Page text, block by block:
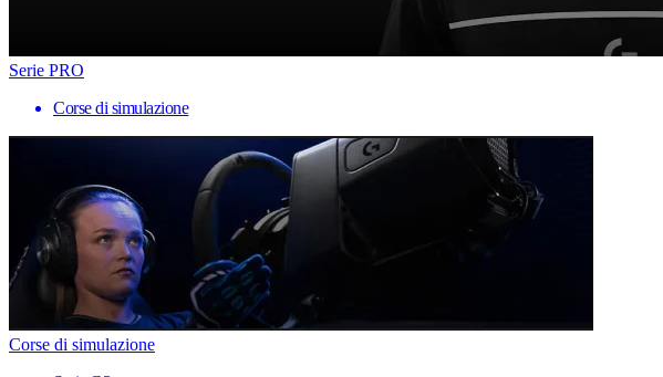
Serie PRO
Corse di simulazione
Corse di simulazione